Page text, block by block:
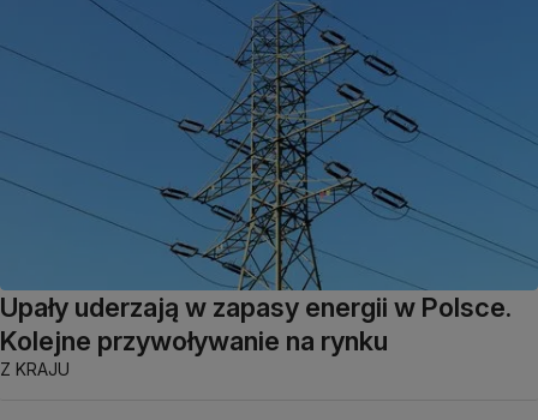
Upały uderzają w zapasy energii w Polsce.
Kolejne przywoływanie na rynku
Z KRAJU